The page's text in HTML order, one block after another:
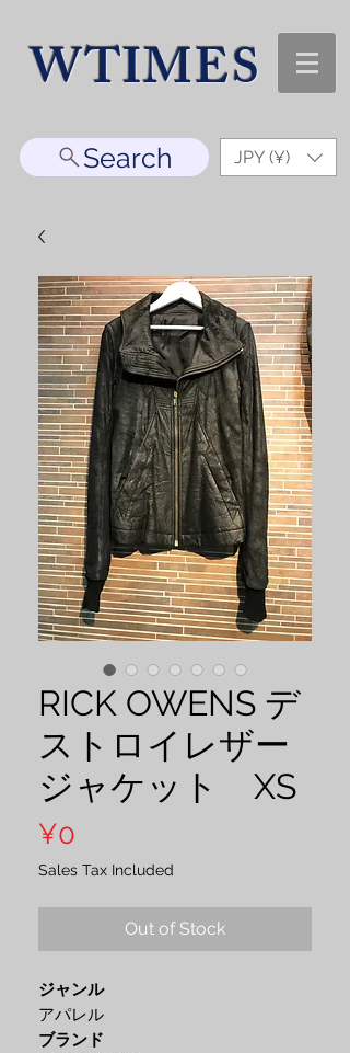
WTIMES
Search JPY (¥)
RICK OWENS デ
ストロイレザー
ジャケット XS
¥0
Sales Tax Included
Out of Stock
ジャンル
アパレル
ブランド